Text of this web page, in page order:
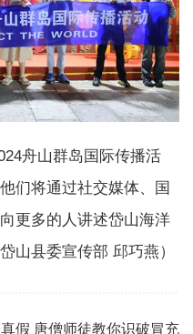
舟山群岛国际传播活
们将通过社交媒体、国
更多的人讲述岱山海洋
山县委宣传部 邱巧燕）
假 唐僧师徒教你识破冒充